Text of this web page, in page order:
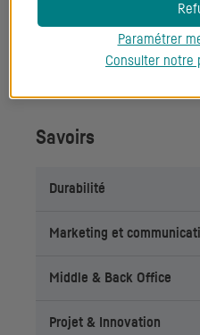
Travail en équipe
Savoirs
Durabilité
Marketing et
Middle & Back Office
Projet & Innovation
Paramétrer
Consulter notre